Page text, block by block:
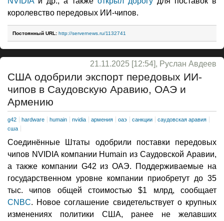
королевство передовых ИИ-чипов.
Постоянный URL: http://servernews.ru/1132741
21.11.2025 [12:54], Руслан Авдеев
США одобрили экспорт передовых ИИ-
чипов в Саудовскую Аравию, ОАЭ и
Армению
g42 hardware humain nvidia армения оаэ санкции
саудовская аравия
сша
Соединённые Штаты одобрили поставки передовых
чипов NVIDIA компании Humain из Саудовской Аравии,
а также компании G42 из ОАЭ. Поддерживаемые на
государственном уровне компании приобретут до 35
тыс. чипов общей стоимостью $1 млрд, сообщает
CNBC. Новое соглашение свидетельствует о крупных
изменениях политики США, ранее не желавших